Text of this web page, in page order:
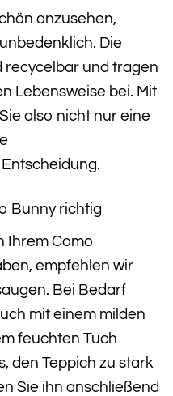
anzusehen,
Die
recycelbar und tragen
Lebensweise bei. Mit
also nicht nur eine
Bunny richtig
Ihrem Como
empfehlen wir
Bei Bedarf
mit einem milden
feuchten Tuch
den Teppich zu stark
Sie ihn anschließend